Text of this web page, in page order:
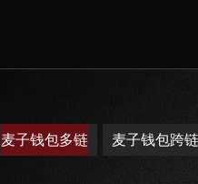
麦子钱包多链 麦子钱包跨链